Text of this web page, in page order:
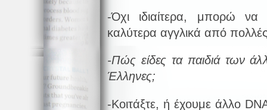
-Όχι ιδιαίτερα, μπορώ
καλύτερα αγγλικά από
-Πώς είδες τα παιδιά των
Έλληνες;
-Κοιτάξτε, ή έχουμε άλλο